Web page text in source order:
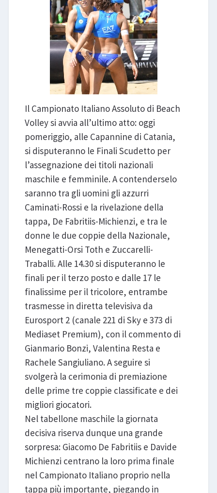
Il Campionato Italiano Assoluto di Beach
Volley si avvia all’ultimo atto: oggi
pomeriggio, alle Capannine di Catania,
si disputeranno le Finali Scudetto per
l’assegnazione dei titoli nazionali
maschile e femminile. A contenderselo
saranno tra gli uomini gli azzurri
Caminati-Rossi e la rivelazione della
tappa, De Fabritiis-Michienzi, e tra le
donne le due coppie della Nazionale,
Menegatti-Orsi Toth e Zuccarelli-
Traballi. Alle 14.30 si disputeranno le
finali per il terzo posto e dalle 17 le
finalissime per il tricolore, entrambe
trasmesse in diretta televisiva da
Eurosport 2 (canale 221 di Sky e 373 di
Mediaset Premium), con il commento di
Gianmario Bonzi, Valentina Resta e
Rachele Sangiuliano. A seguire si
svolgerà la cerimonia di premiazione
delle prime tre coppie classificate e dei
migliori giocatori.
Nel tabellone maschile la giornata
decisiva riserva dunque una grande
sorpresa: Giacomo De Fabritiis e Davide
Michienzi centrano la loro prima finale
nel Campionato Italiano proprio nella
tappa più importante, piegando in